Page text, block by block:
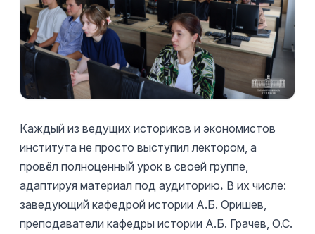
Каждый из ведущих историков и экономистов
института не просто выступил лектором, а
провёл полноценный урок в своей группе,
адаптируя материал под аудиторию. В их числе:
заведующий кафедрой истории А.Б. Оришев,
преподаватели кафедры истории А.Б. Грачев, О.С.